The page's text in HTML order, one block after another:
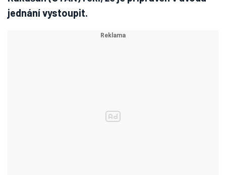
jednání vystoupit.